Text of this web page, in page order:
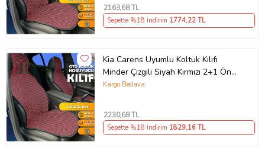
2163,68 TL
Sepette %18 İndirim 1774,22 TL
Kia Carens Uyumlu Koltuk Kılıfı
Minder Çizgili Siyah Kırmızı 2+1 Ön
Arka Set
Kargo Bedava
2230,68 TL
Sepette %18 İndirim 1829,16 TL